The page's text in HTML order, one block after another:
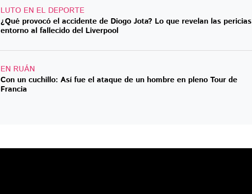
LUTO EN EL DEPORTE
¿Qué provocó el accidente de Diogo Jota? Lo que revelan las pericias
entorno al fallecido del Liverpool
EN RUÁN
Con un cuchillo: Así fue el ataque de un hombre en pleno Tour de
Francia